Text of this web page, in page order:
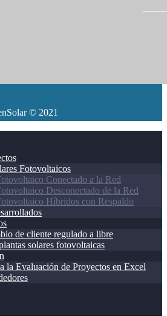
© 2021
Fotovoltaicos
Conectado a la Red
Desconectado de la Red
Híbridos con Respaldo
de cliente regulado a libre
solares fotovoltaicas
la Evaluación de Proyectos en Excel